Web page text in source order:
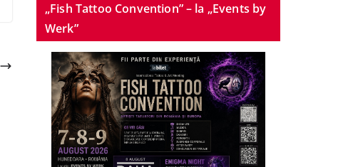
„Fish Tattoo Convention” – la „Events by
Werk”